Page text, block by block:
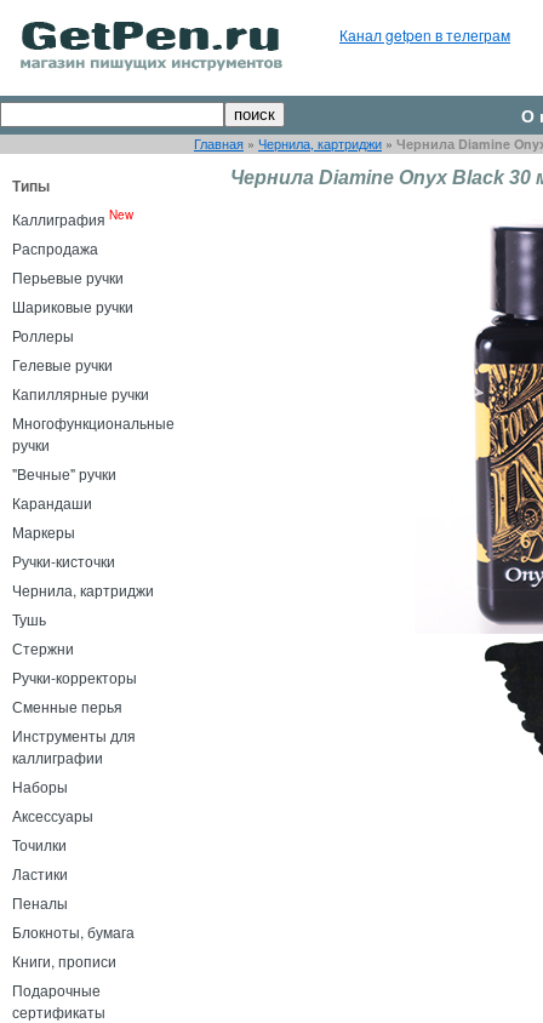
Канал getpen в телеграм
О
Главная » Чернила, картриджи » Чернила Diamine
Типы
Каллиграфия New
Распродажа
Перьевые ручки
Шариковые ручки
Роллеры
Гелевые ручки
Капиллярные ручки
Многофункциональные
ручки
"Вечные" ручки
Карандаши
Маркеры
Ручки-кисточки
Чернила, картриджи
Тушь
Стержни
Ручки-корректоры
Сменные перья
Инструменты для
каллиграфии
Наборы
Аксессуары
Точилки
Ластики
Пеналы
Блокноты, бумага
Книги, прописи
Подарочные
сертификаты
Чернила Diamine Onyx Black 30